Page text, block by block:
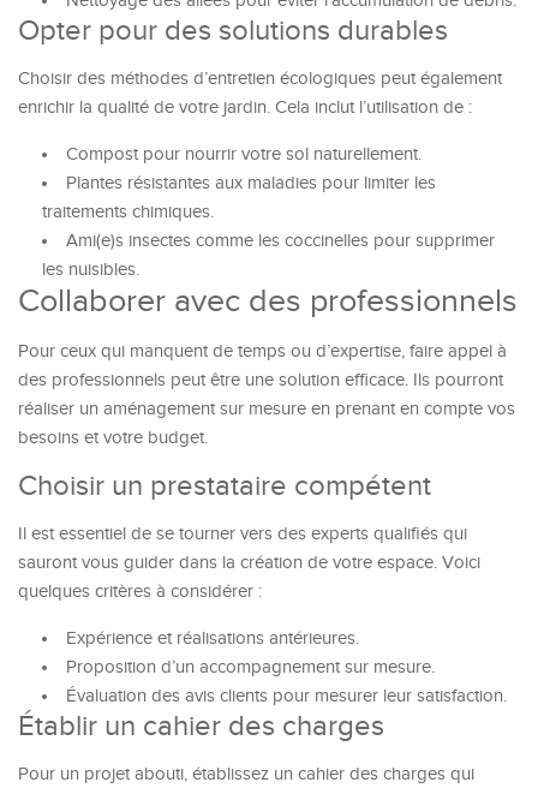
Opter pour des solutions durables
Choisir des méthodes d’entretien écologiques peut également
enrichir la qualité de votre jardin. Cela inclut l’utilisation de :
Compost pour nourrir votre sol naturellement.
Plantes résistantes aux maladies pour limiter les
traitements chimiques.
Ami(e)s insectes comme les coccinelles pour supprimer
les nuisibles.
Collaborer avec des professionnels
Pour ceux qui manquent de temps ou d’expertise, faire appel à
des professionnels peut être une solution efficace. Ils pourront
réaliser un aménagement sur mesure en prenant en compte vos
besoins et votre budget.
Choisir un prestataire compétent
Il est essentiel de se tourner vers des experts qualifiés qui
sauront vous guider dans la création de votre espace. Voici
quelques critères à considérer :
Expérience et réalisations antérieures.
Proposition d’un accompagnement sur mesure.
Évaluation des avis clients pour mesurer leur satisfaction.
Établir un cahier des charges
Pour un projet abouti, établissez un cahier des charges qui